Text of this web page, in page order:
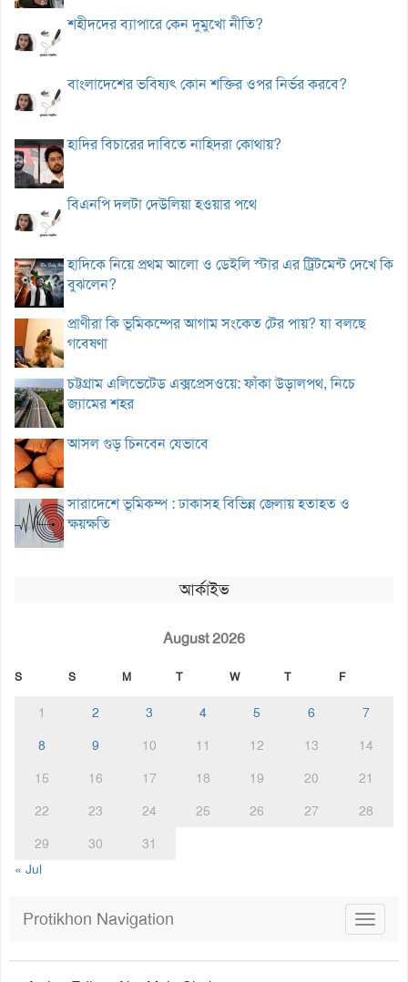
শহীদদের ব্যাপারে কেন দুমুখো নীতি?
বাংলাদেশের ভবিষ্যৎ কোন শক্তির ওপর নির্ভর করবে?
হাদির বিচারের দাবিতে নাহিদরা কোথায়?
বিএনপি দলটা দেউলিয়া হওয়ার পথে
হাদিকে নিয়ে প্রথম আলো ও ডেইলি স্টার এর ট্রিটমেন্ট দেখে কি
বুঝলেন?
প্রাণীরা কি ভূমিকম্পের আগাম সংকেত টের পায়? যা বলছে
গবেষণা
চট্টগ্রাম এলিভেটেড এক্সপ্রেসওয়ে: ফাঁকা উড়ালপথ, নিচে
জ্যামের শহর
আসল গুড় চিনবেন যেভাবে
সারাদেশে ভূমিকম্প : ঢাকাসহ বিভিন্ন জেলায় হতাহত ও
ক্ষয়ক্ষতি
আর্কাইভ
August 2026
S S M T W T F
1 2 3 4 5 6
7
8
9 10 11 12 13
14
15
16 17 18 19 20
21
22
23 24 25 26 27
28
29
30
31
« Jul
Toggle
Protikhon Navigation